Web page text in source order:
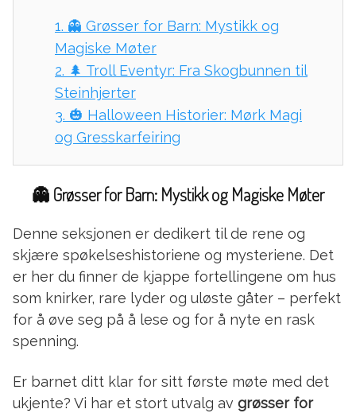
1. 👻 Grøsser for Barn: Mystikk og
Magiske Møter
2. 🌲 Troll Eventyr: Fra Skogbunnen til
Steinhjerter
3. 🎃 Halloween Historier: Mørk Magi
og Gresskarfeiring
👻 Grøsser for Barn: Mystikk og Magiske Møter
Denne seksjonen er dedikert til de rene og
skjære spøkelseshistoriene og mysteriene. Det
er her du finner de kjappe fortellingene om hus
som knirker, rare lyder og uløste gåter – perfekt
for å øve seg på å lese og for å nyte en rask
spenning.
Er barnet ditt klar for sitt første møte med det
ukjente? Vi har et stort utvalg av grøsser for